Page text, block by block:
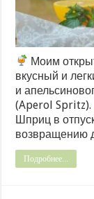
Моим
вкусный и
и
(Aperol Spritz).
Шприц в
возвращению
Подробнее...